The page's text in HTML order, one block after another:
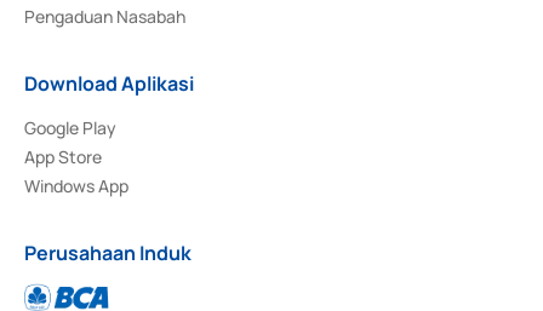
Pengaduan Nasabah
Download Aplikasi
Google Play
App Store
Windows App
Perusahaan Induk